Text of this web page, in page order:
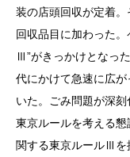
装の店頭回収が定着
回収品目に加わった
Ⅲ”がきっかけとなっ
代にかけて急速に広
いた。ごみ問題が深
東京ルールを考える
関する東京ルールⅢ